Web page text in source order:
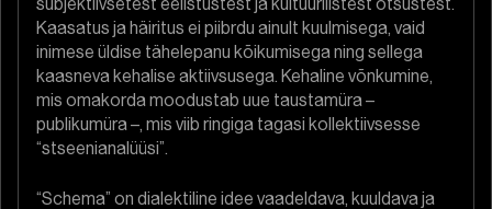
Kaasatus ja häiritus ei piibrdu ainult kuulmisega, vaid
inimese üldise tähelepanu kõikumisega ning sellega
kaasneva kehalise aktiivsusega. Kehaline võnkumine,
mis omakorda moodustab uue taustamüra –
publikumüra –, mis viib ringiga tagasi kollektiivsesse
“stseenianalüüsi”.
“Schema” on dialektiline idee vaadeldava, kuuldava ja